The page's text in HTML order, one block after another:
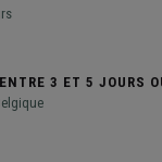
3 ET 5 JOURS